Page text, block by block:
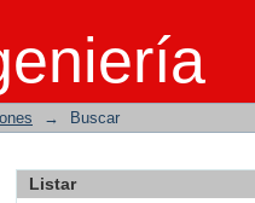
→ Buscar
Listar